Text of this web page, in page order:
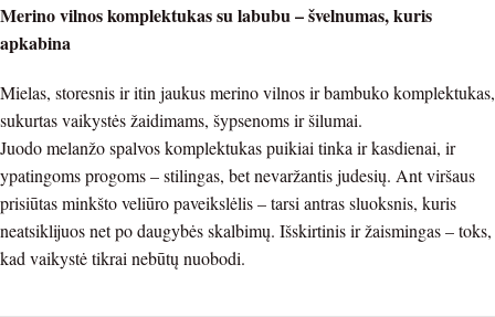
Merino vilnos komplektukas su labubu – švelnumas, kuris
apkabina
Mielas, storesnis ir itin jaukus merino vilnos ir bambuko komplektukas,
sukurtas vaikystės žaidimams, šypsenoms ir šilumai.
Juodo melanžo spalvos komplektukas puikiai tinka ir kasdienai, ir
ypatingoms progoms – stilingas, bet nevaržantis judesių. Ant viršaus
prisiūtas minkšto veliūro paveikslėlis – tarsi antras sluoksnis, kuris
neatsiklijuos net po daugybės skalbimų. Išskirtinis ir žaismingas – toks,
kad vaikystė tikrai nebūtų nuobodi.